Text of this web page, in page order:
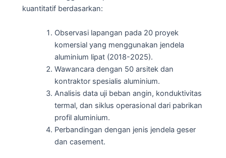
kuantitatif berdasarkan:
Observasi lapangan pada 20 proyek
komersial yang menggunakan jendela
aluminium lipat (2018-2025).
Wawancara dengan 50 arsitek dan
kontraktor spesialis aluminium.
Analisis data uji beban angin, konduktivitas
termal, dan siklus operasional dari pabrikan
profil aluminium.
Perbandingan dengan jenis jendela geser
dan casement.